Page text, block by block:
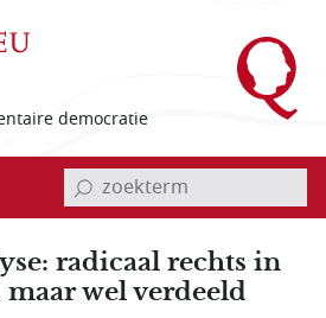
democratie
invoerveld zoekterm
radicaal rechts in
wel verdeeld